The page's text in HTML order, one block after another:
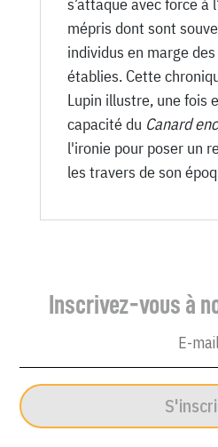
s’attaque avec force à
mépris dont sont
individus en marge
établies. Cette
Lupin illustre, une fois
capacité du Canard
l'ironie pour poser un
les travers de son
Inscrivez-vous à